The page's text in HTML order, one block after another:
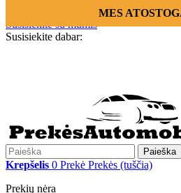
MES
Susisiekite su mumis
Susisiekite dabar:
Paieška
Krepšelis 0 Prekė Prekės (tuščia)
Prekių nėra